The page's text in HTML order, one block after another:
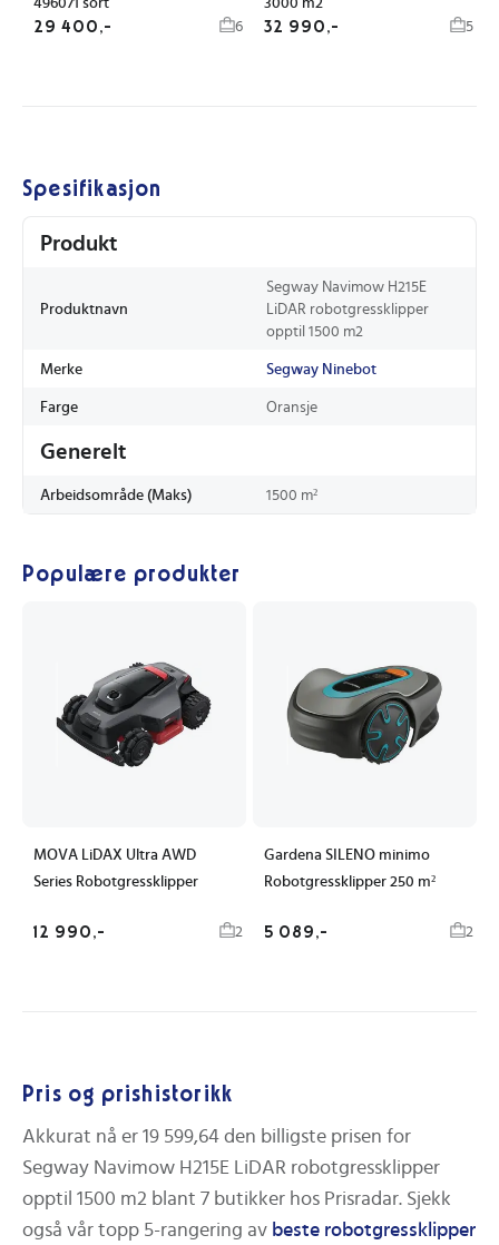
496071 sort
29 400,- 6
3000 m2
32 990,- 5
Spesifikasjon
Produkt
Produktnavn
Segway Navimow H215E
LiDAR robotgressklipper
opptil 1500 m2
Merke Segway Ninebot
Farge Oransje
Generelt
Arbeidsområde (Maks) 1500 m²
Populære produkter
MOVA LiDAX Ultra AWD
Series Robotgressklipper
12 990,- 2
Gardena SILENO minimo
Robotgressklipper 250 m²
5 089,- 2
Pris og prishistorikk
Akkurat nå er 19 599,64 den billigste prisen for
Segway Navimow H215E LiDAR robotgressklipper
opptil 1500 m2 blant 7 butikker hos Prisradar. Sjekk
også vår topp 5-rangering av beste robotgressklipper